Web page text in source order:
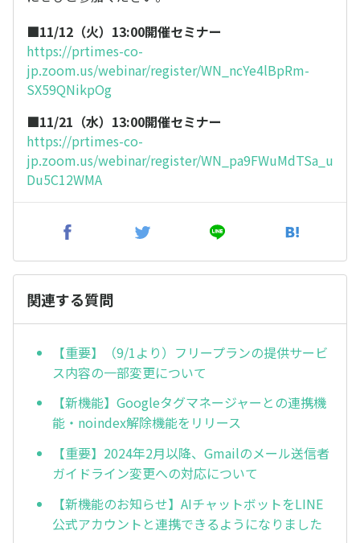
■11/12（火）13:00開催セミナー
https://prtimes-co-
jp.zoom.us/webinar/register/WN_ncYe4lBpRm-
SX59QNikpOg
■11/21（水）13:00開催セミナー
https://prtimes-co-
jp.zoom.us/webinar/register/WN_pa9FWuMdTSa_u
Du5C12WMA
関連する質問
【重要】（9/1より）フリープランの提供サービ
ス内容の一部変更について
【新機能】Googleタグマネージャーとの連携機
能・noindex解除機能をリリース
【重要】2024年2月以降、Gmailのメール送信者
ガイドライン変更への対応について
【新機能のお知らせ】AIチャットボットをLINE
公式アカウントと連携できるようになりました